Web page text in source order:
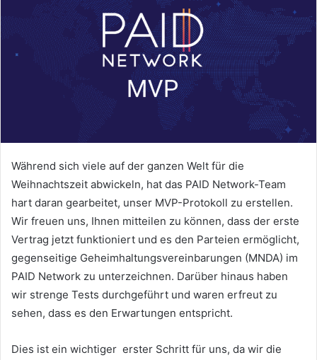
Während sich viele auf der ganzen Welt für die
Weihnachtszeit abwickeln, hat das PAID Network-Team
hart daran gearbeitet, unser MVP-Protokoll zu erstellen.
Wir freuen uns, Ihnen mitteilen zu können, dass der erste
Vertrag jetzt funktioniert und es den Parteien ermöglicht,
gegenseitige Geheimhaltungsvereinbarungen (MNDA) im
PAID Network zu unterzeichnen. Darüber hinaus haben
wir strenge Tests durchgeführt und waren erfreut zu
sehen, dass es den Erwartungen entspricht.
Dies ist ein wichtiger erster Schritt für uns, da wir die